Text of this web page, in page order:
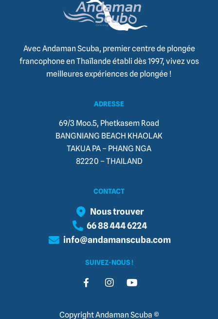
Avec Andaman Scuba, premier centre de plongée
francophone en Thaïlande établi dès 1997, vivez vos
meilleures expériences de plongée !
ADRESSE
69/3 Moo.5, Phetkasem Road
BANGNIANG BEACH KHAOLAK
TAKUA PA – PHANG NGA
82220 – THAILAND​
CONTACT
Nous trouver
66 88 444 6224
info@andamanscuba.com
SUIVEZ-NOUS !
Copyright Andaman Scuba ©